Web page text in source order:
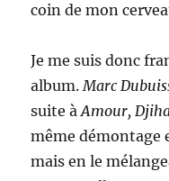
coin de mon
Je me suis donc
album.Marc
suite àAmour,
même démontage
mais en le